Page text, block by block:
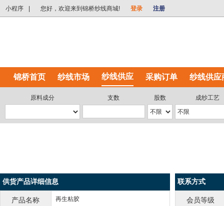
小程序 您好，欢迎来到锦桥纱线商城! 登录 注册
锦桥首页 纱线市场 纱线供应 采购订单 纱线供应
原料成分 支数 股数 成纱工艺
供货产品详细信息
产品名称 再生粘胶
联系方式
会员等级